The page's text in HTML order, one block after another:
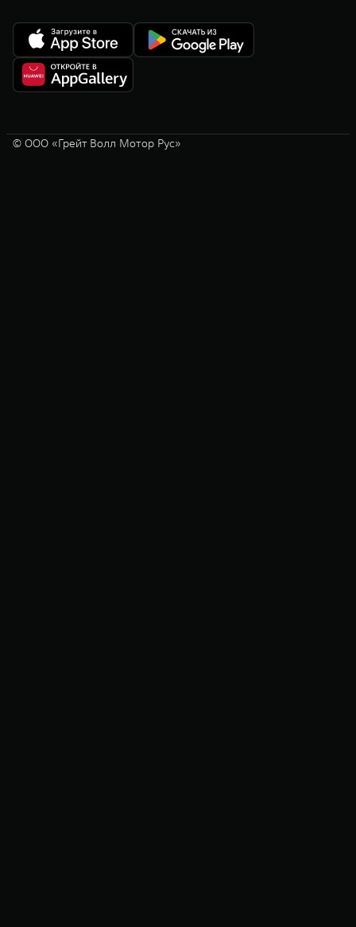
© ООО «Грейт Волл Мотор Рус»